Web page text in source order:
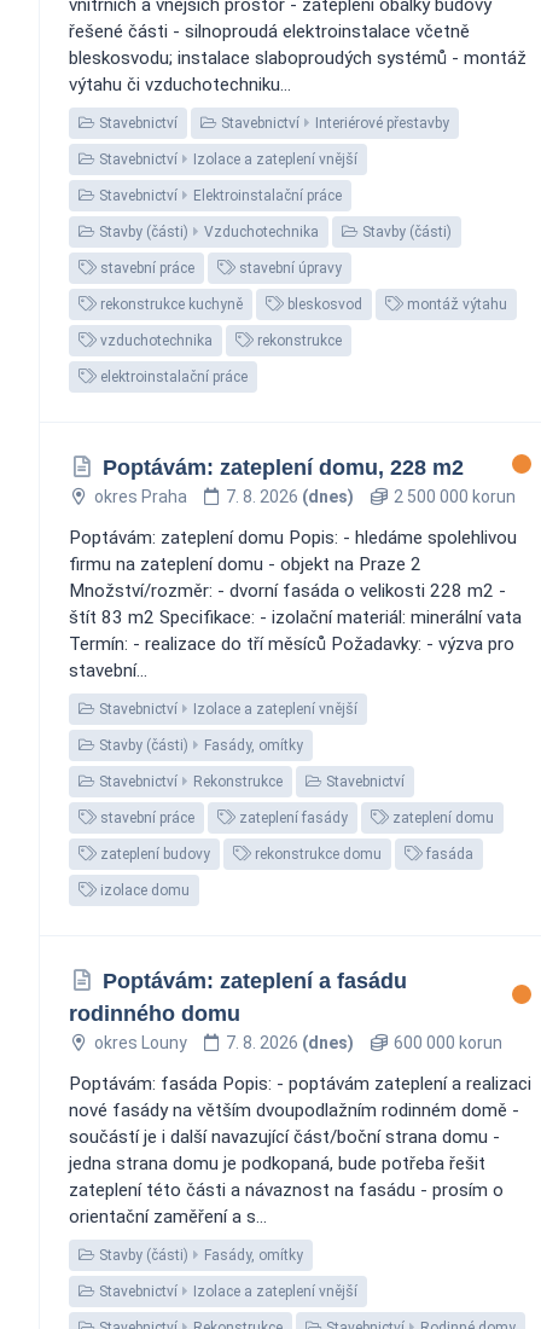
vnitřních a vnějších prostor - zateplení obálky budovy
řešené části - silnoproudá elektroinstalace včetně
bleskosvodu; instalace slaboproudých systémů - montáž
výtahu či vzduchotechniku...
Stavebnictví Stavebnictví Interiérové přestavby
Stavebnictví Izolace a zateplení vnější
Stavebnictví Elektroinstalační práce
Stavby (části) Vzduchotechnika Stavby (části)
stavební práce stavební úpravy
rekonstrukce kuchyně bleskosvod montáž výtahu
vzduchotechnika rekonstrukce
elektroinstalační práce
Poptávám: zateplení domu, 228 m2
okres Praha 7. 8. 2026 (dnes) 2 500 000 korun
Poptávám: zateplení domu Popis: - hledáme spolehlivou
firmu na zateplení domu - objekt na Praze 2
Množství/rozměr: - dvorní fasáda o velikosti 228 m2 -
štít 83 m2 Specifikace: - izolační materiál: minerální vata
Termín: - realizace do tří měsíců Požadavky: - výzva pro
stavební...
Stavebnictví Izolace a zateplení vnější
Stavby (části) Fasády, omítky
Stavebnictví Rekonstrukce Stavebnictví
stavební práce zateplení fasády zateplení domu
zateplení budovy rekonstrukce domu fasáda
izolace domu
Poptávám: zateplení a fasádu
rodinného domu
okres Louny 7. 8. 2026 (dnes) 600 000 korun
Poptávám: fasáda Popis: - poptávám zateplení a realizaci
nové fasády na větším dvoupodlažním rodinném domě -
součástí je i další navazující část/boční strana domu -
jedna strana domu je podkopaná, bude potřeba řešit
zateplení této části a návaznost na fasádu - prosím o
orientační zaměření a s...
Stavby (části) Fasády, omítky
Stavebnictví Izolace a zateplení vnější